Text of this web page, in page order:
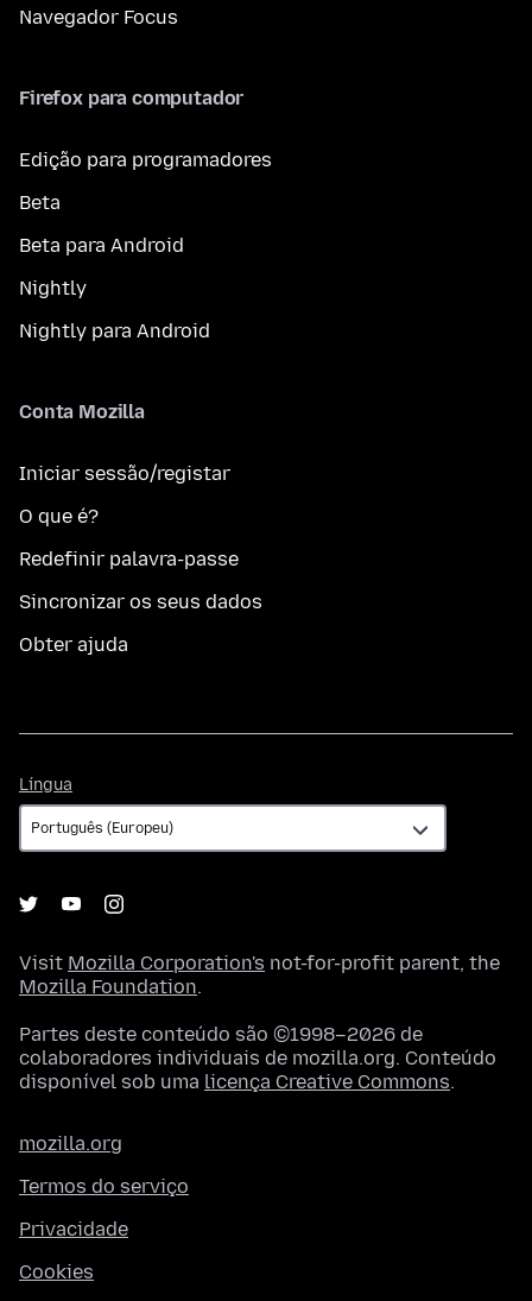
Navegador Focus
Firefox para computador
Edição para programadores
Beta
Beta para Android
Nightly
Nightly para Android
Conta Mozilla
Iniciar sessão/registar
O que é?
Redefinir palavra-passe
Sincronizar os seus dados
Obter ajuda
Língua
Visit Mozilla Corporation's not-for-profit parent, the
Mozilla Foundation.
Partes deste conteúdo são ©1998–2026 de
colaboradores individuais de mozilla.org. Conteúdo
disponível sob uma licença Creative Commons.
mozilla.org
Termos do serviço
Privacidade
Cookies